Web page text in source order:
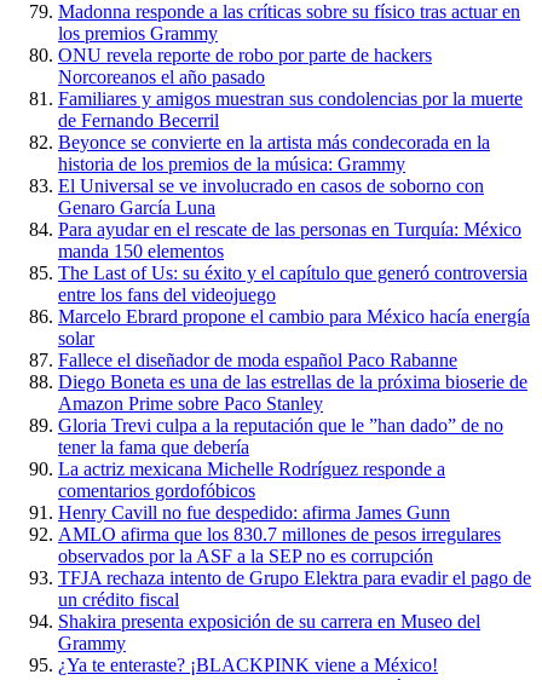
Madonna responde a las críticas sobre su físico tras actuar en
los premios Grammy
ONU revela reporte de robo por parte de hackers
Norcoreanos el año pasado
Familiares y amigos muestran sus condolencias por la muerte
de Fernando Becerril
Beyonce se convierte en la artista más condecorada en la
historia de los premios de la música: Grammy
El Universal se ve involucrado en casos de soborno con
Genaro García Luna
Para ayudar en el rescate de las personas en Turquía: México
manda 150 elementos
The Last of Us: su éxito y el capítulo que generó controversia
entre los fans del videojuego
Marcelo Ebrard propone el cambio para México hacía energía
solar
Fallece el diseñador de moda español Paco Rabanne
Diego Boneta es una de las estrellas de la próxima bioserie de
Amazon Prime sobre Paco Stanley
Gloria Trevi culpa a la reputación que le ”han dado” de no
tener la fama que debería
La actriz mexicana Michelle Rodríguez responde a
comentarios gordofóbicos
Henry Cavill no fue despedido: afirma James Gunn
AMLO afirma que los 830.7 millones de pesos irregulares
observados por la ASF a la SEP no es corrupción
TFJA rechaza intento de Grupo Elektra para evadir el pago de
un crédito fiscal
Shakira presenta exposición de su carrera en Museo del
Grammy
¿Ya te enteraste? ¡BLACKPINK viene a México!